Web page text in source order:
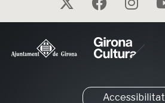
Accessibilitat